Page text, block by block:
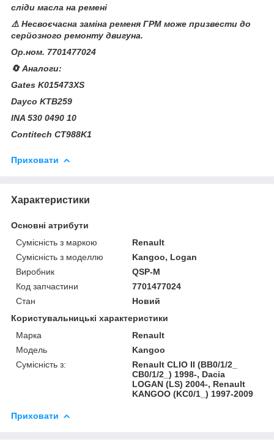
сліди масла на ремені
⚠️ Несвоєчасна заміна ременя ГРМ може призвести до
серйозного ремонту двигуна.
Ор.ном. 7701477024
🔄 Аналоги:
Gates K015473XS
Dayco KTB259
INA 530 0490 10
Contitech CT988K1
Приховати
Характеристики
Основні атрибути
Сумісність з маркою
Renault
Сумісність з моделлю
Kangoo, Logan
Виробник
QSP-M
Код запчастини
7701477024
Стан
Новий
Користувальницькі характеристики
Марка
Renault
Модель
Kangoo
Сумісність з:
Renault CLIO II (BB0/1/2_
CB0/1/2_) 1998-, Dacia
LOGAN (LS) 2004-, Renault
KANGOO (KC0/1_) 1997-2009
Приховати